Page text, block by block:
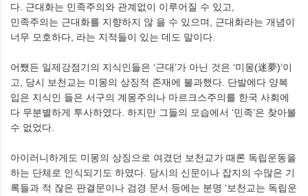
다. 근대화는 민족주의와 관계없이 이루어질 수 있고,
민족주의는 근대화를 지향하지 않 을 수 있으며, 근대화라는 개념이
너무 모호하다, 라는 지적들이 있는 데도 말이다.
어쨌든 일제강점기의 지식인들은 ‘근대’가 아닌 것은 ‘미몽(迷夢)’이
고, 당시 보천교는 미몽의 상징적 존재에 불과했다. 단발에다 양복
입은 지식인 들은 서구의 계몽주의나 마르크스주의를 한국 사회에
다 무분별하게 투사하였다. 하지만 그들의 모습에서 ‘민족’은 찾아볼
수 없었다.
아이러니하게도 미몽의 상징으로 여겼던 보천교가 때론 독립운동을
하는 단체로 인식되기도 하였다. 당시의 신문이나 잡지의 수많은 기
록들과 적 잖은 판결문이나 검경 문서 등에는 분명 ‘보천교는 독립운